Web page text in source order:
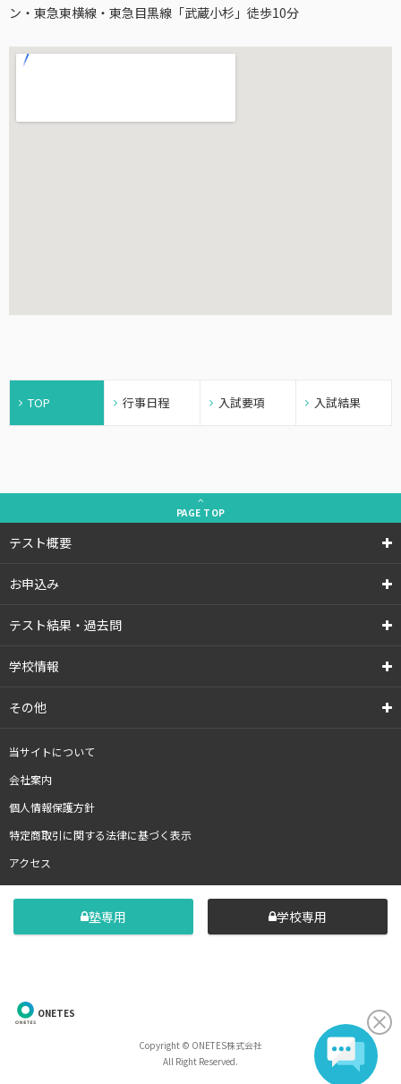
ン・東急東横線・東急目黒線「武蔵小杉」徒歩10分
TOP 行事日程 入試要項 入試結果
PAGE TOP
テスト概要
お申込み
テスト結果・過去問
学校情報
その他
当サイトについて
会社案内
個人情報保護方針
特定商取引に関する法律に基づく表示
アクセス
塾専用 学校専用
ONETES
Copyright © ONETES株式会社
All Right Reserved.